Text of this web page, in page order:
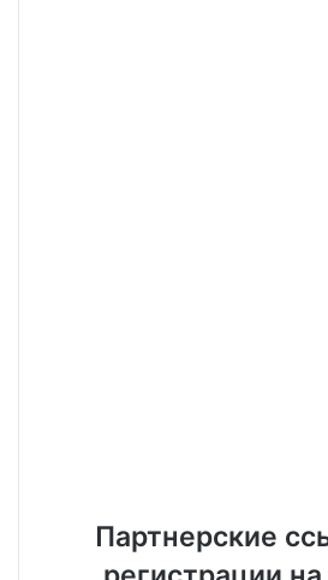
Партнерские